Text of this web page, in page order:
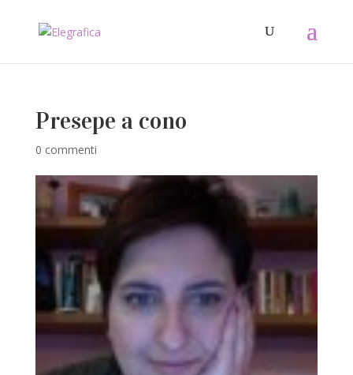
Presepe a cono
0 commenti